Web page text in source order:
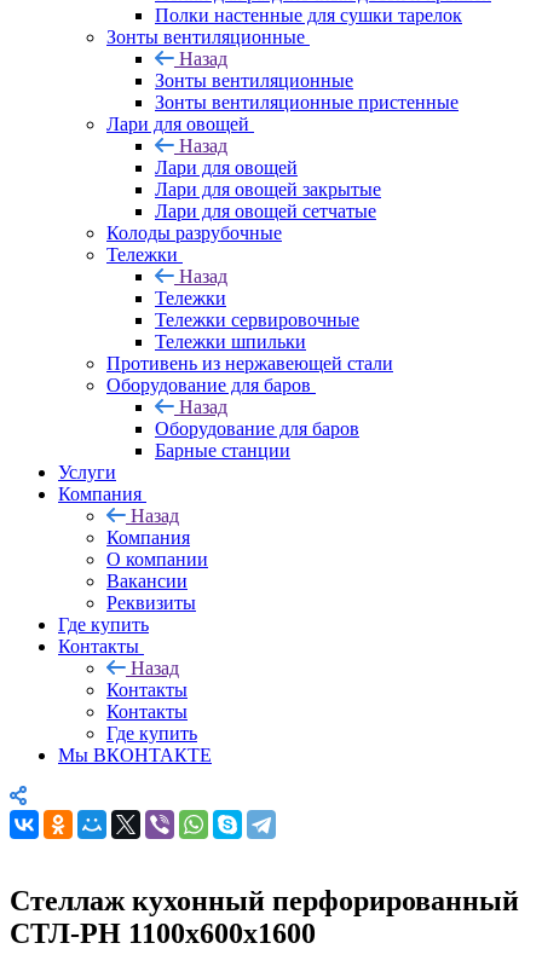
Полки настенные для сушки тарелок
Зонты вентиляционные
Назад
Зонты вентиляционные
Зонты вентиляционные пристенные
Лари для овощей
Назад
Лари для овощей
Лари для овощей закрытые
Лари для овощей сетчатые
Колоды разрубочные
Тележки
Назад
Тележки
Тележки сервировочные
Тележки шпильки
Противень из нержавеющей стали
Оборудование для баров
Назад
Оборудование для баров
Барные станции
Услуги
Компания
Назад
Компания
О компании
Вакансии
Реквизиты
Где купить
Контакты
Назад
Контакты
Контакты
Где купить
Мы ВКОНТАКТЕ
Стеллаж кухонный перфорированный
СТЛ-РН 1100х600х1600